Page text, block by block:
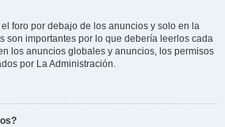
foro por debajo de los anuncios y solo en la
son importantes por lo que debería leerlos cada
los anuncios globales y anuncios, los permisos
por La Administración.